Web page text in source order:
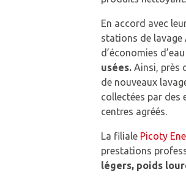
En accord avec
stations de lavage
d’économies
usées. Ainsi, près
de nouveaux
collectées par des
centres agréés.
La filiale Picoty
prestations
légers, poids